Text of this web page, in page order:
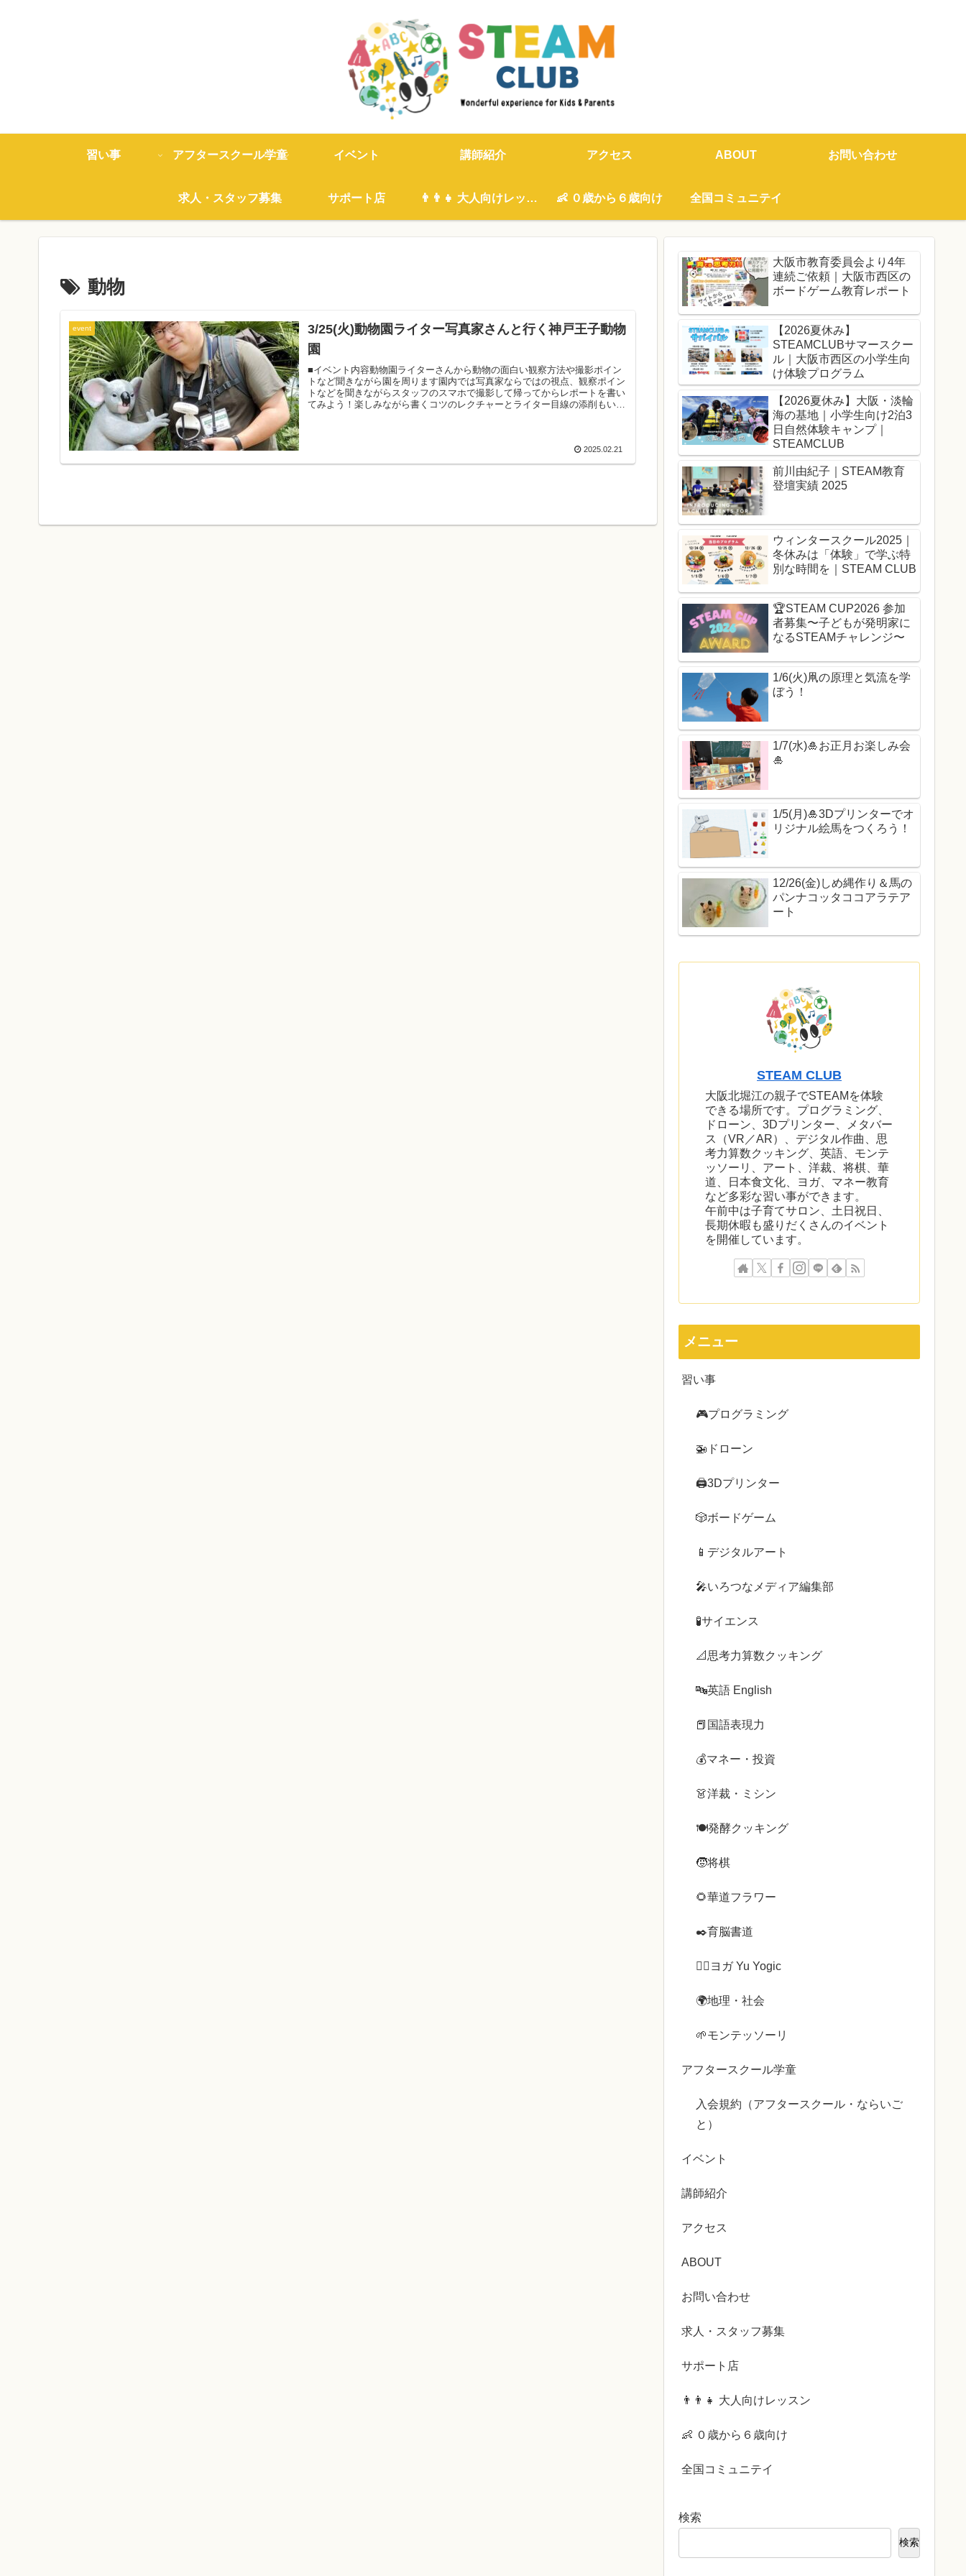
習い事 アフタースクール学童 イベント 講師紹介 アクセス ABOUT お問い合わせ
求人・スタッフ募集 サポート店 👨‍👨‍👧 大人向けレッスン 👶 ０歳から６歳向け 全国コミュニテイ
動物
event
3/25(火)動物園ライター写真家さんと行く神戸王子動物
園
■イベント内容動物園ライターさんから動物の面白い観察方法や撮影ポイン
トなど聞きながら園を周ります園内では写真家ならではの視点、観察ポイン
トなどを聞きながらスタッフのスマホで撮影して帰ってからレポートを書い
てみよう！楽しみながら書くコツのレクチャーとライター目線の添削もいた
2025.02.21
大阪市教育委員会より4年
連続ご依頼｜大阪市西区の
ボードゲーム教育レポート
【2026夏休み】
STEAMCLUBサマースクー
ル｜大阪市西区の小学生向
け体験プログラム
【2026夏休み】大阪・淡輪
海の基地｜小学生向け2泊3
日自然体験キャンプ｜
STEAMCLUB
前川由紀子｜STEAM教育
登壇実績 2025
ウィンタースクール2025｜
冬休みは「体験」で学ぶ特
別な時間を｜STEAM CLUB
🏆️STEAM CUP2026 参加
者募集〜子どもが発明家に
なるSTEAMチャレンジ〜
1/6(火)凧の原理と気流を学
ぼう！
1/7(水)🎍お正月お楽しみ会
🎍
1/5(月)🎍3Dプリンターでオ
リジナル絵馬をつくろう！
12/26(金)しめ縄作り＆馬の
パンナコッタココアラテア
ート
STEAM CLUB
大阪北堀江の親子でSTEAMを体験
できる場所です。プログラミング、
ドローン、3Dプリンター、メタバー
ス（VR／AR）、デジタル作曲、思
考力算数クッキング、英語、モンテ
ッソーリ、アート、洋裁、将棋、華
道、日本食文化、ヨガ、マネー教育
など多彩な習い事ができます。
午前中は子育てサロン、土日祝日、
長期休暇も盛りだくさんのイベント
を開催しています。
メニュー
習い事
🎮プログラミング
🚁ドローン
🖨3Dプリンター
🎲ボードゲーム
📱デジタルアート
🎤いろつなメディア編集部
🧪サイエンス
📐思考力算数クッキング
🔤英語 English
📕国語表現力
💰️マネー・投資
👗洋裁・ミシン
🍽️発酵クッキング
🧒将棋
🌻華道フラワー
✒️育脳書道
🧘‍♀️ヨガ Yu Yogic
🌍️地理・社会
🌱モンテッソーリ
アフタースクール学童
入会規約（アフタースクール・ならいご
と）
イベント
講師紹介
アクセス
ABOUT
お問い合わせ
求人・スタッフ募集
サポート店
👨‍👨‍👧 大人向けレッスン
👶 ０歳から６歳向け
全国コミュニテイ
検索
検索